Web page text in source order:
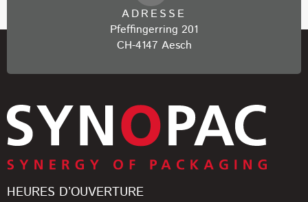
ADRESSE
Pfeffingerring 201
CH-4147 Aesch
HEURES D’OUVERTURE